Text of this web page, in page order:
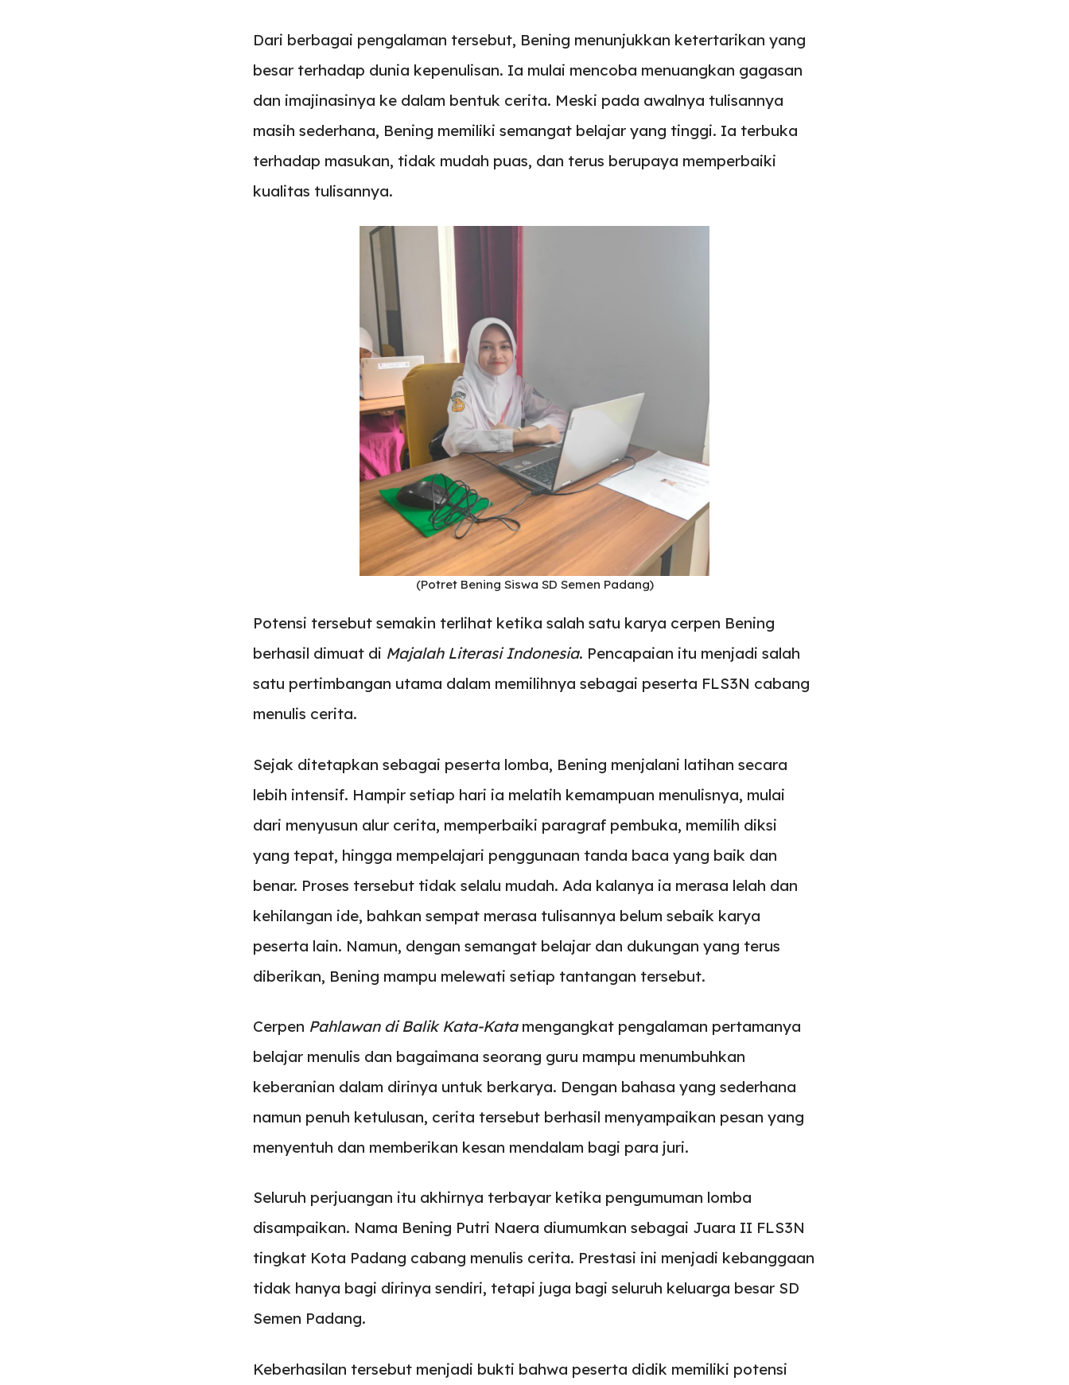
Dari berbagai pengalaman tersebut, Bening menunjukkan ketertarikan yang
besar terhadap dunia kepenulisan. Ia mulai mencoba menuangkan gagasan
dan imajinasinya ke dalam bentuk cerita. Meski pada awalnya tulisannya
masih sederhana, Bening memiliki semangat belajar yang tinggi. Ia terbuka
terhadap masukan, tidak mudah puas, dan terus berupaya memperbaiki
kualitas tulisannya.
(Potret Bening Siswa SD Semen Padang)
Potensi tersebut semakin terlihat ketika salah satu karya cerpen Bening
berhasil dimuat di Majalah Literasi Indonesia. Pencapaian itu menjadi salah
satu pertimbangan utama dalam memilihnya sebagai peserta FLS3N cabang
menulis cerita.
Sejak ditetapkan sebagai peserta lomba, Bening menjalani latihan secara
lebih intensif. Hampir setiap hari ia melatih kemampuan menulisnya, mulai
dari menyusun alur cerita, memperbaiki paragraf pembuka, memilih diksi
yang tepat, hingga mempelajari penggunaan tanda baca yang baik dan
benar. Proses tersebut tidak selalu mudah. Ada kalanya ia merasa lelah dan
kehilangan ide, bahkan sempat merasa tulisannya belum sebaik karya
peserta lain. Namun, dengan semangat belajar dan dukungan yang terus
diberikan, Bening mampu melewati setiap tantangan tersebut.
Cerpen Pahlawan di Balik Kata-Katamengangkat pengalaman pertamanya
belajar menulis dan bagaimana seorang guru mampu menumbuhkan
keberanian dalam dirinya untuk berkarya. Dengan bahasa yang sederhana
namun penuh ketulusan, cerita tersebut berhasil menyampaikan pesan yang
menyentuh dan memberikan kesan mendalam bagi para juri.
Seluruh perjuangan itu akhirnya terbayar ketika pengumuman lomba
disampaikan. Nama Bening Putri Naera diumumkan sebagai Juara II FLS3N
tingkat Kota Padang cabang menulis cerita. Prestasi ini menjadi kebanggaan
tidak hanya bagi dirinya sendiri, tetapi juga bagi seluruh keluarga besar SD
Semen Padang.
Keberhasilan tersebut menjadi bukti bahwa peserta didik memiliki potensi